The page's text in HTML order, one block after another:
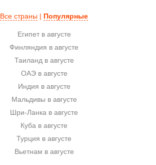
Все страны | Популярные
Египет в августе
Финляндия в августе
Таиланд в августе
ОАЭ в августе
Индия в августе
Мальдивы в августе
Шри-Ланка в августе
Куба в августе
Турция в августе
Вьетнам в августе